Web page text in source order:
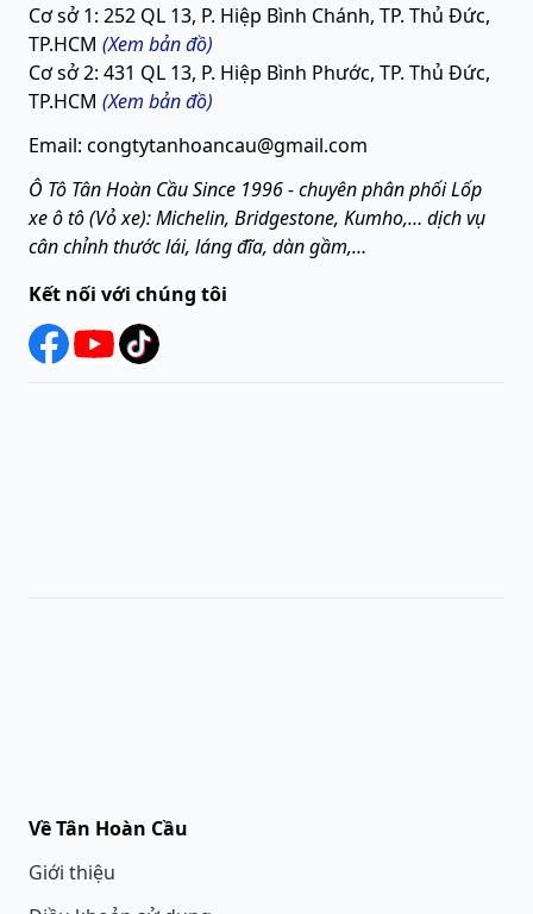
Cơ sở 1: 252 QL 13, P. Hiệp Bình Chánh, TP. Thủ Đức,
TP.HCM (Xem bản đồ)
Cơ sở 2: 431 QL 13, P. Hiệp Bình Phước, TP. Thủ Đức,
TP.HCM (Xem bản đồ)
Email: congtytanhoancau@gmail.com
Ô Tô Tân Hoàn Cầu Since 1996 - chuyên phân phối Lốp
xe ô tô (Vỏ xe): Michelin, Bridgestone, Kumho,… dịch vụ
cân chỉnh thước lái, láng đĩa, dàn gầm,…
Kết nối với chúng tôi
Về Tân Hoàn Cầu
Giới thiệu